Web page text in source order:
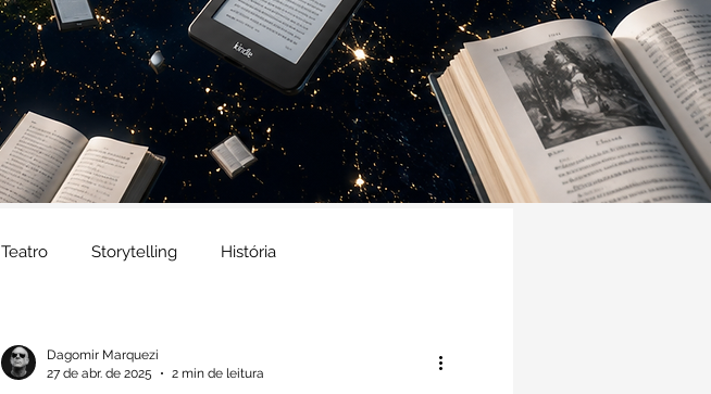
Teatro Storytelling História
Dagomir Marquezi
27 de abr. de 2025
2 min de leitura